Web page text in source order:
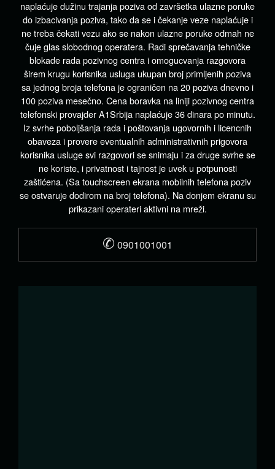
naplaćuje dužinu trajanja poziva od završetka ulazne poruke
do izbacivanja poziva, tako da se i čekanje veze naplaćuje i
ne treba čekati vezu ako se nakon ulazne poruke odmah ne
čuje glas slobodnog operatera. Radi sprečavanja tehničke
blokade rada pozivnog centra i omogucvanja razgovora
širem krugu korisnika usluga ukupan broj primljenih poziva
sa jednog broja telefona je ograničen na 20 poziva dnevno i
100 poziva mesečno. Cena boravka na liniji pozivnog centra
telefonski provajder A1Srbija naplaćuje 36 dinara po minutu.
Iz svrhe poboljšanja rada i poštovanja ugovornih i licencnih
obaveza i provere eventualnih administrativnih prigovora
korisnika usluge svi razgovori se snimaju i za druge svrhe se
ne koriste, i privatnost i tajnost je uvek u potpunosti
zaštićena. (Sa touchscreen ekrana mobilnih telefona poziv
se ostvaruje dodirom na broj telefona). Na donjem ekranu su
prikazani operateri aktivni na mreži.
✆ 0901001001